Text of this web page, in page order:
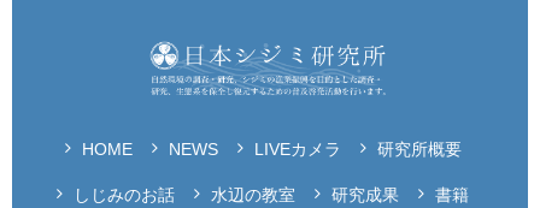
HOME NEWS LIVEカメラ 研究所概要
しじみのお話 水辺の教室 研究成果 書籍